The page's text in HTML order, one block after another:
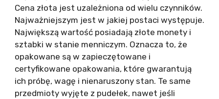
Cena złota jest uzależniona od wielu czynników.
Najważniejszym jest w jakiej postaci występuje.
Największą wartość posiadają złote monety i
sztabki w stanie menniczym. Oznacza to, że
opakowane są w zapieczętowane i
certyfikowane opakowania, które gwarantują
ich próbę, wagę i nienaruszony stan. Te same
przedmioty wyjęte z pudełek, nawet jeśli